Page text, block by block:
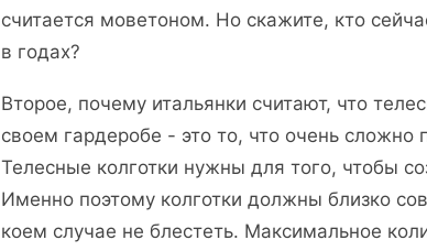
считается моветоном. Но скажите, кто
в годах?
Второе, почему итальянки считают, что
своем гардеробе - это то, что очень сложно
Телесные колготки нужны для того, чтобы
Именно поэтому колготки должны близко
коем случае не блестеть. Максимальное